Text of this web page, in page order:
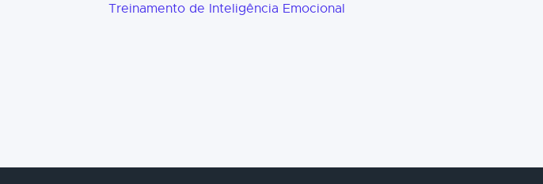
Treinamento de Inteligência Emocional